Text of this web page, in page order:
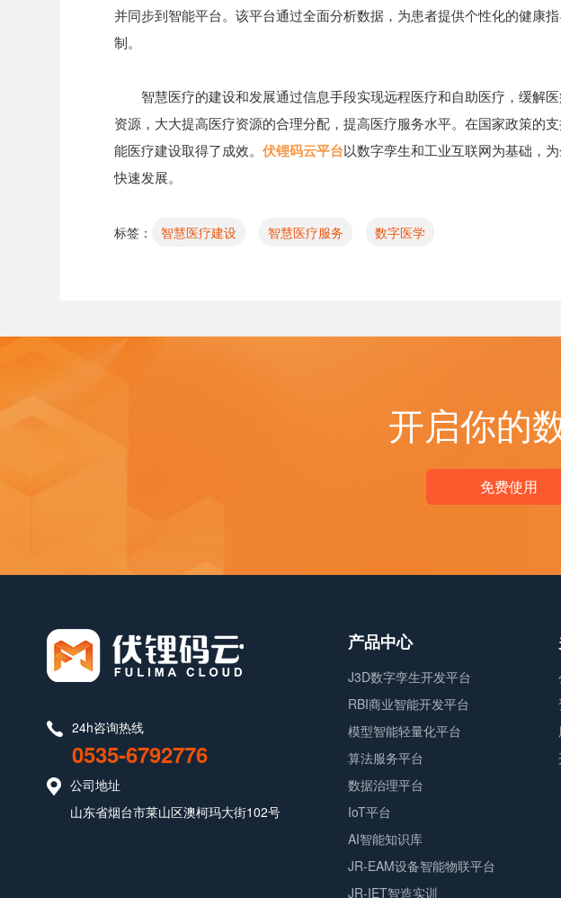
并同步到智能平台。该平台通过全面分析数据，为患者提供个性化的健康
制。
智慧医疗的建设和发展通过信息手段实现远程医疗和自助医疗，缓解
资源，大大提高医疗资源的合理分配，提高医疗服务水平。在国家政策的
能医疗建设取得了成效。伏锂码云平台以数字孪生和工业互联网为基础，
快速发展。
标签： 智慧医疗建设 智慧医疗服务 数字医学
开启你的
免费使用
24h咨询热线
0535-6792776
公司地址
山东省烟台市莱山区澳柯玛大街102号
产品中心
J3D数字孪生开发平台
RBI商业智能开发平台
模型智能轻量化平台
算法服务平台
数据治理平台
IoT平台
AI智能知识库
JR-EAM设备智能物联平台
JR-IET智造实训